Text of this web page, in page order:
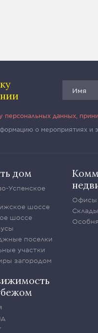
персональных данных,
о мероприятиях и
дом
Успенское
шоссе
шоссе
поселки
участки
загородом
Офисы
Склады